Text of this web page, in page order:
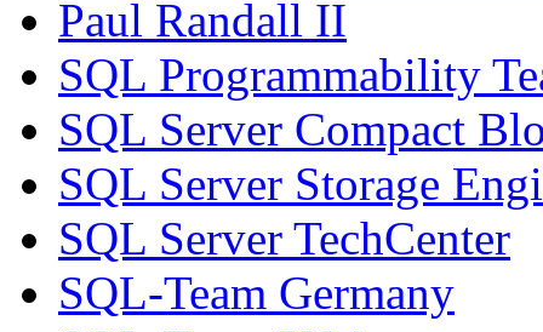
Paul Randall II
SQL Programmability
SQL Server Compact
SQL Server Storage
SQL Server TechCenter
SQL-Team Germany